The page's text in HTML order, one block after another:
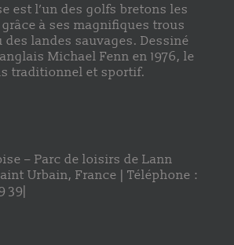
est l’un des golfs bretons les
à ses magnifiques trous
landes sauvages. Dessiné
Michael Fenn en 1976, le
traditionnel et sportif.
– Parc de loisirs de Lann
Urbain, France | Téléphone :
39|